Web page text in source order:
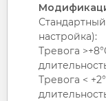
настройка):
Тревога
Тревога <